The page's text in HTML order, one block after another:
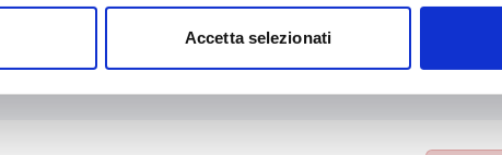
Accetta selezionati